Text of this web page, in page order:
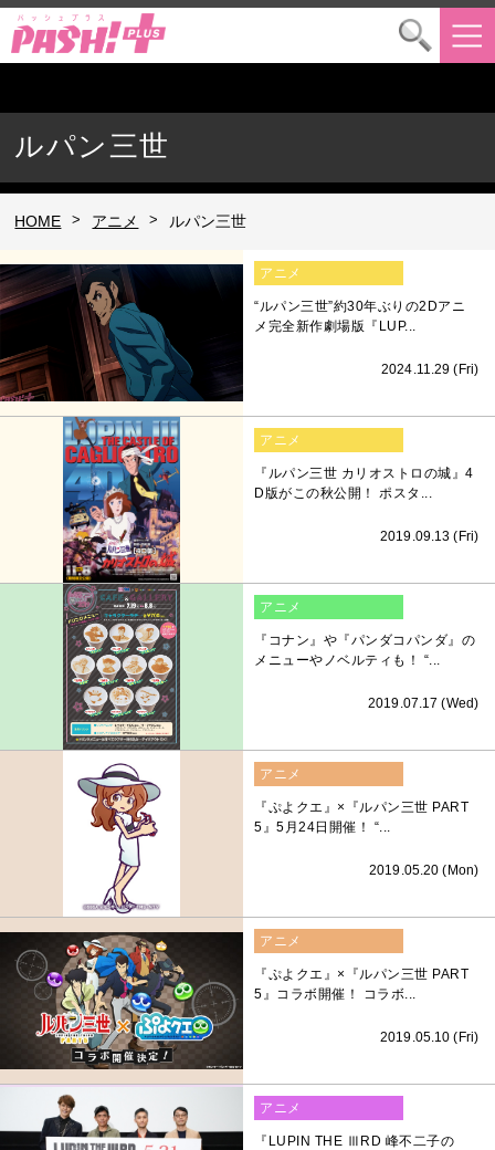
ルパン三世
HOME > アニメ > ルパン三世
アニメ
“ルパン三世”約30年ぶりの2Dアニ
メ完全新作劇場版『LUP...
2024.11.29 (Fri)
アニメ
『ルパン三世 カリオストロの城』4
D版がこの秋公開！ ポスタ...
2019.09.13 (Fri)
アニメ
『コナン』や『パンダコパンダ』の
メニューやノベルティも！ “...
2019.07.17 (Wed)
アニメ
『ぷよクエ』×『ルパン三世 PART
5』5月24日開催！ “...
2019.05.20 (Mon)
アニメ
『ぷよクエ』×『ルパン三世 PART
5』コラボ開催！ コラボ...
2019.05.10 (Fri)
アニメ
『LUPIN THE ⅢRD 峰不二子の